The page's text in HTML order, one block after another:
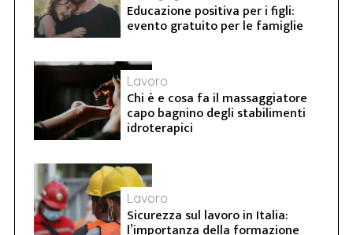
Educazione positiva per i figli:
evento gratuito per le famiglie
Lavoro
Chi è e cosa fa il massaggiatore
capo bagnino degli stabilimenti
idroterapici
Lavoro
Sicurezza sul lavoro in Italia: